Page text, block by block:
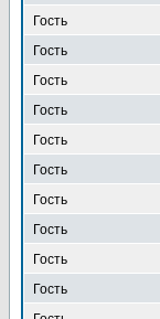
Гость
Гость
Гость
Гость
Гость
Гость
Гость
Гость
Гость
Гость